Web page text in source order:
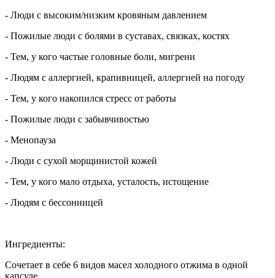
- Люди с высоким/низким кровяным давлением
- Пожилые люди с болями в суставах, связках, костях
- Тем, у кого частые головные боли, мигрени
- Людям с аллергией, крапивницей, аллергией на погоду
- Тем, у кого накопился стресс от работы
- Пожилые люди с забывчивостью
- Менопауза
- Люди с сухой морщинистой кожей
- Тем, у кого мало отдыха, усталость, истощение
- Людям с бессонницей
Ингредиенты:
Сочетает в себе 6 видов масел холодного отжима в одной
капсуле